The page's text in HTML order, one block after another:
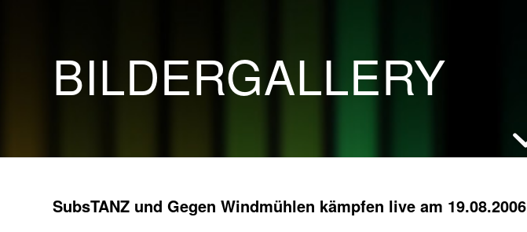
BILDERGALLERY
SubsTANZ und Gegen Windmühlen kämpfen live am 19.08.2006